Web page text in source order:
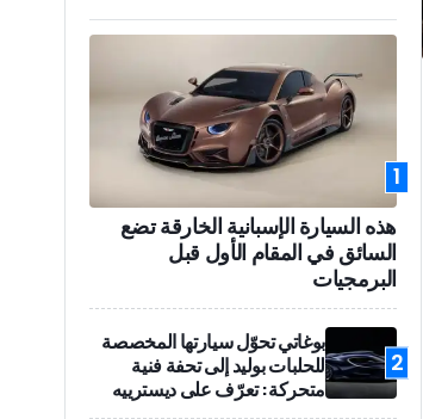
1
هذه السيارة الإسبانية الخارقة تضع
السائق في المقام الأول قبل
البرمجيات
2
بوغاتي تحوّل سيارتها المخصصة
للحلبات بوليد إلى تحفة فنية
متحركة: تعرّف على ديسترييه